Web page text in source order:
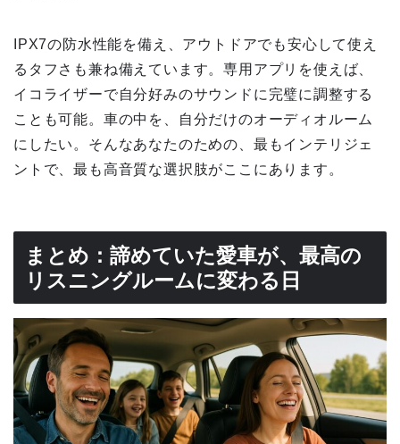
IPX7の防水性能を備え、アウトドアでも安心して使え
るタフさも兼ね備えています。専用アプリを使えば、
イコライザーで自分好みのサウンドに完璧に調整する
ことも可能。車の中を、自分だけのオーディオルーム
にしたい。そんなあなたのための、最もインテリジェ
ントで、最も高音質な選択肢がここにあります。
まとめ：諦めていた愛車が、最高の
リスニングルームに変わる日